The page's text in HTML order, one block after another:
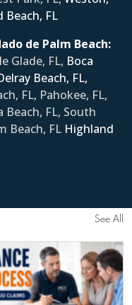
Beach, FL
de Palm Beach:
Glade, FL, Boca
Beach, FL,
FL, Pahokee, FL,
Beach, FL, South
Beach, FL Ηighland
See All